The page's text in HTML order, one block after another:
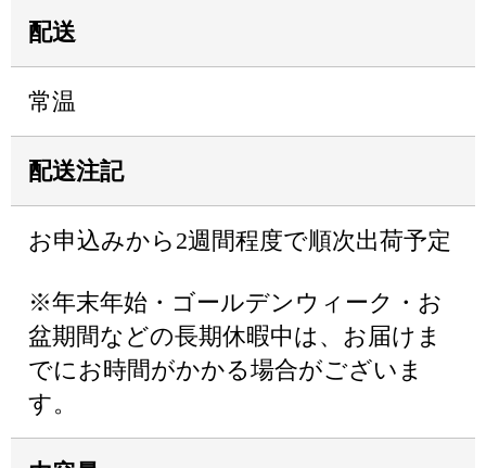
配送
常温
配送注記
お申込みから2週間程度で順次出荷予定
※年末年始・ゴールデンウィーク・お
盆期間などの長期休暇中は、お届けま
でにお時間がかかる場合がございま
す。